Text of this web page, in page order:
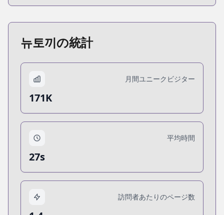
뉴토끼の統計
月間ユニークビジター
171K
平均時間
27s
訪問者あたりのページ数